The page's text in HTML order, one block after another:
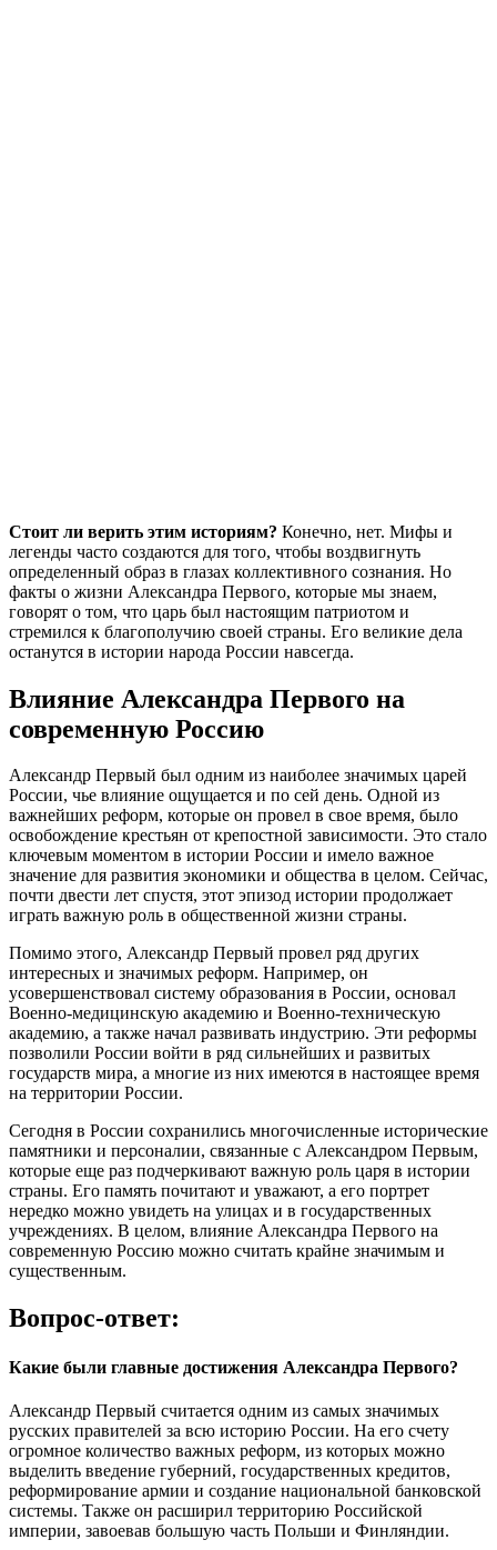
Стоит ли верить этим историям? Конечно, нет. Мифы и
легенды часто создаются для того, чтобы воздвигнуть
определенный образ в глазах коллективного сознания. Но
факты о жизни Александра Первого, которые мы знаем,
говорят о том, что царь был настоящим патриотом и
стремился к благополучию своей страны. Его великие дела
останутся в истории народа России навсегда.
Влияние Александра Первого на
современную Россию
Александр Первый был одним из наиболее значимых царей
России, чье влияние ощущается и по сей день. Одной из
важнейших реформ, которые он провел в свое время, было
освобождение крестьян от крепостной зависимости. Это стало
ключевым моментом в истории России и имело важное
значение для развития экономики и общества в целом. Сейчас,
почти двести лет спустя, этот эпизод истории продолжает
играть важную роль в общественной жизни страны.
Помимо этого, Александр Первый провел ряд других
интересных и значимых реформ. Например, он
усовершенствовал систему образования в России, основал
Военно-медицинскую академию и Военно-техническую
академию, а также начал развивать индустрию. Эти реформы
позволили России войти в ряд сильнейших и развитых
государств мира, а многие из них имеются в настоящее время
на территории России.
Сегодня в России сохранились многочисленные исторические
памятники и персоналии, связанные с Александром Первым,
которые еще раз подчеркивают важную роль царя в истории
страны. Его память почитают и уважают, а его портрет
нередко можно увидеть на улицах и в государственных
учреждениях. В целом, влияние Александра Первого на
современную Россию можно считать крайне значимым и
существенным.
Вопрос-ответ:
Какие были главные достижения Александра Первого?
Александр Первый считается одним из самых значимых
русских правителей за всю историю России. На его счету
огромное количество важных реформ, из которых можно
выделить введение губерний, государственных кредитов,
реформирование армии и создание национальной банковской
системы. Также он расширил территорию Российской
империи, завоевав большую часть Польши и Финляндии.